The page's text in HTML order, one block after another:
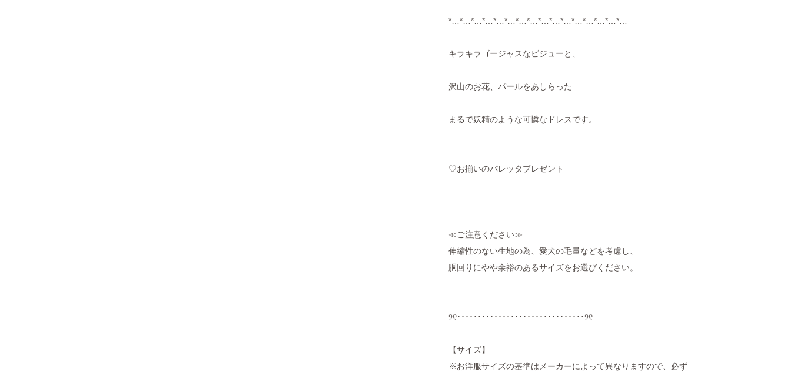
*…*…*…*…*…*…*…*…*…*…*…*…*…*…*…*…
キラキラゴージャスなビジューと、
沢山のお花、パールをあしらった
まるで妖精のような可憐なドレスです。
♡お揃いのバレッタプレゼント
≪ご注意ください≫
伸縮性のない生地の為、愛犬の毛量などを考慮し、
胴回りにやや余裕のあるサイズをお選びください。
୨୧･･･････････････････････････････୨୧
【サイズ】
※お洋服サイズの基準はメーカーによって異なりますので、必ず